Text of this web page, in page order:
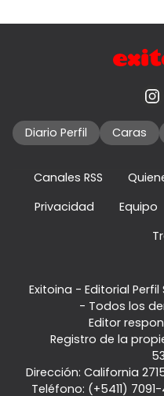
Diario Perfil Caras
Canales RSS
Privacidad
Equipo
Exitoina - Editorial Perfil
- Todos los
Editor
Registro de la
Dirección: California
Teléfono: (+5411) 7091-